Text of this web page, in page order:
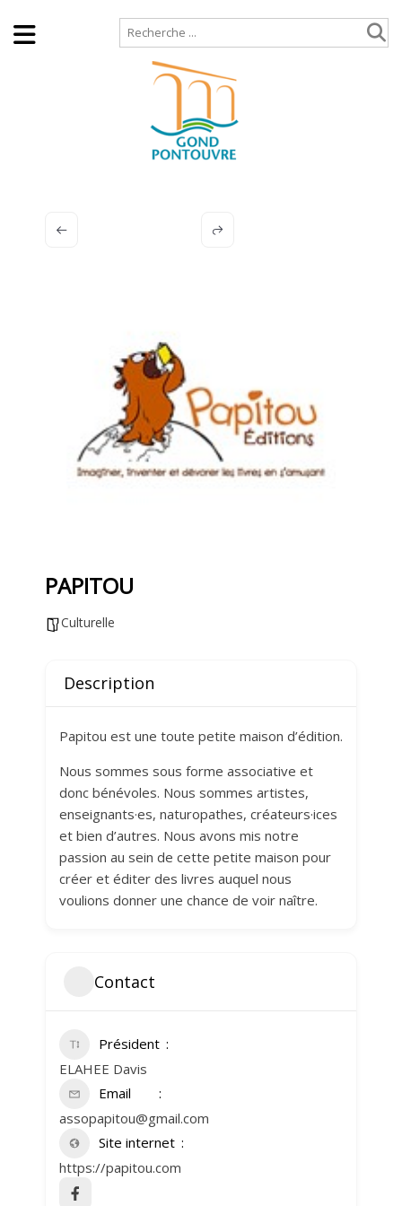
PAPITOU
Culturelle
Description
Papitou est une toute petite maison d’édition.
Nous sommes sous forme associative et
donc bénévoles. Nous sommes artistes,
enseignants·es, naturopathes, créateurs·ices
et bien d’autres. Nous avons mis notre
passion au sein de cette petite maison pour
créer et éditer des livres auquel nous
voulions donner une chance de voir naître.
Contact
Président
ELAHEE Davis
Email
assopapitou@gmail.com
Site internet
https://papitou.com